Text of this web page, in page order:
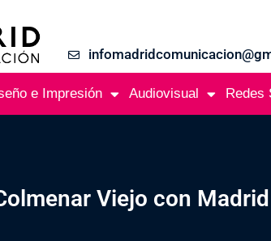
e Impresión Audiovisual Redes
Viejo con Madrid